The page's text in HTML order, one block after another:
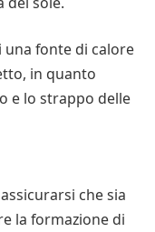
una fonte di calore
in quanto
e lo strappo delle
che sia
la formazione di